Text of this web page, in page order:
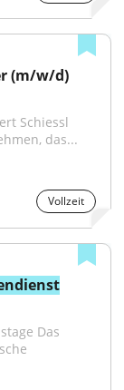
(m/w/d)
Schiessl
das...
Vollzeit
Das